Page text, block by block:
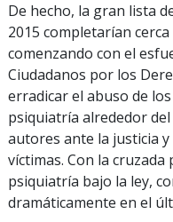
De hecho, la gran lista
2015 completarían
comenzando con el
Ciudadanos por los
erradicar el abuso de
psiquiatría alrededor
autores ante la justicia
víctimas. Con la cruzada
psiquiatría bajo la ley,
dramáticamente en el